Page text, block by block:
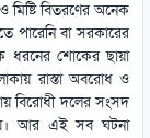
বিতরণের অনেক
পারেনি বা সরকারের
ধরনের শোকের ছায়া
রাস্তা অবরোধ ও
বিরোধী দলের সংসদ
আর এই সব ঘটনা